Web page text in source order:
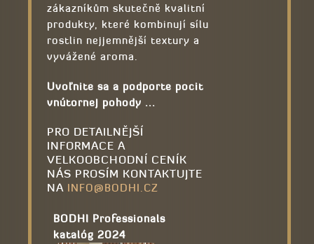
zákazníkům skutečně kvalitní
produkty, které kombinují sílu
rostlin nejjemnější textury a
vyvážené aroma.
Uvoľnite sa a podporte pocit
vnútornej pohody ...
PRO DETAILNĚJŠÍ
INFORMACE A
VELKOOBCHODNÍ CENÍK
NÁS PROSÍM KONTAKTUJTE
NA INFO@BODHI.CZ
BODHI Professionals
katalóg 2024